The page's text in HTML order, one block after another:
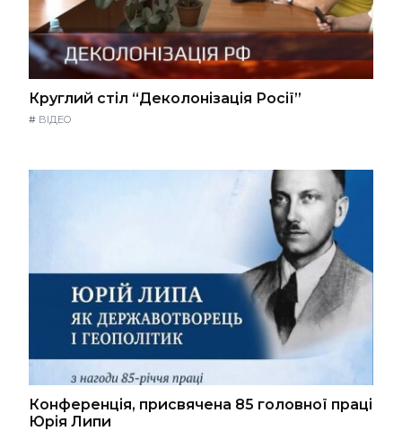
Круглий стіл “Деколонізація Росії”
# ВІДЕО
Конференція, присвячена 85 головної праці
Юрія Липи